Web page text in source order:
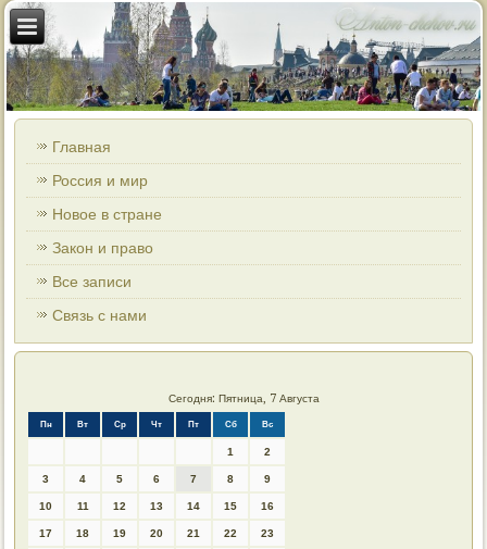
Главная
Россия и мир
Новое в стране
Закон и право
Все записи
Связь с нами
Сегодня: Пятница, 7 Августа
Пн Вт Ср Чт Пт Сб Вс
1 2
3 4 5 6 7 8 9
10 11 12 13 14 15 16
17 18 19 20 21 22 23